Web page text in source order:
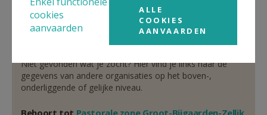
Organisatiestructuur
Niet gevonden wat je zocht? Hier vind je links naar de
gegevens van andere organisaties op het boven-,
onderliggende of gelijke niveau.
Behoort tot Pastorale zone Groot-Bijgaarden-Zellik
cookies
aanvaarden
ALLE
COOKIES
AANVAARDEN